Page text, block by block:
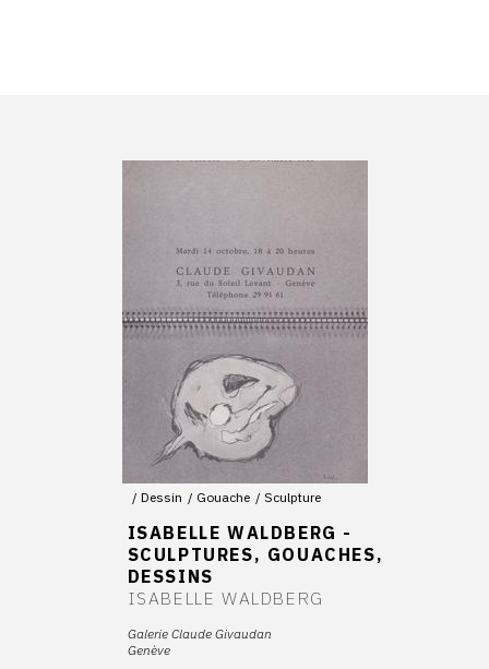
Dessin Gouache Sculpture
ISABELLE WALDBERG -
SCULPTURES, GOUACHES,
DESSINS
ISABELLE WALDBERG
Galerie Claude Givaudan
Genève